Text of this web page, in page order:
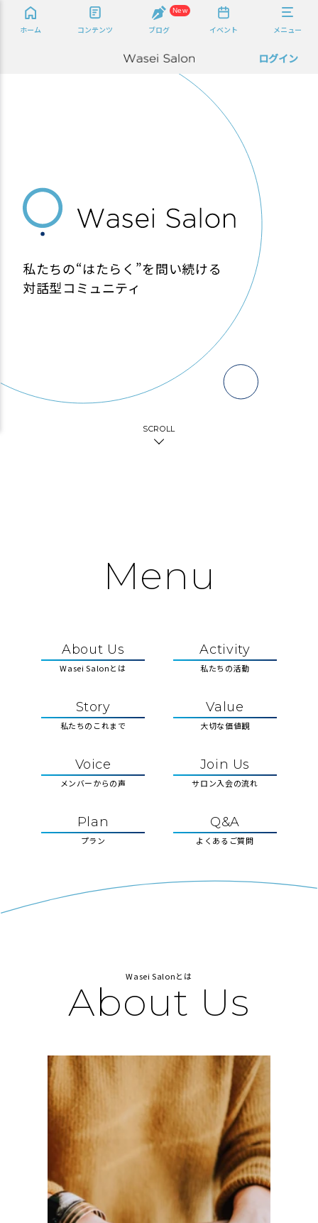
ホーム コンテンツ
New
ブログ イベント メニュー
ログイン
私たちの“はたらく”を問い続ける
対話型コミュニティ
SCROLL
Menu
About Us
Wasei Salonとは
Activity
私たちの活動
Story
私たちのこれまで
Value
大切な価値観
Voice
メンバーからの声
Join Us
サロン入会の流れ
Plan
プラン
Q&A
よくあるご質問
Wasei Salonとは
About Us